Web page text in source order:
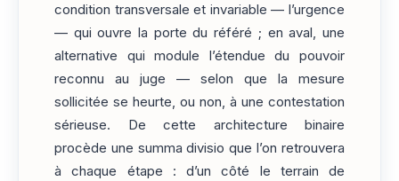
condition transversale et invariable — l’urgence
— qui ouvre la porte du référé ; en aval, une
alternative qui module l’étendue du pouvoir
reconnu au juge — selon que la mesure
sollicitée se heurte, ou non, à une contestation
sérieuse. De cette architecture binaire
procède une summa divisio que l’on retrouvera
à chaque étape : d’un côté le terrain de